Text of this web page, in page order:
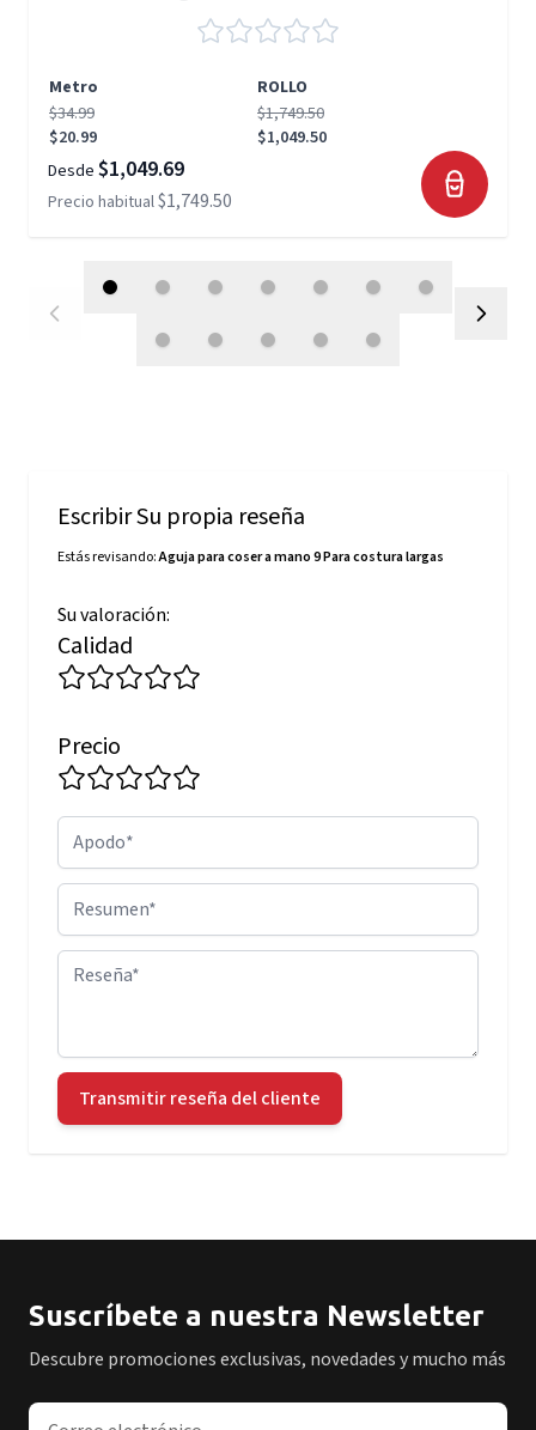
Metro
ROLLO
$34.99
$20.99
$1,749.50
$1,049.50
Desde $1,049.69
Precio habitual$1,749.50
Escribir Su propia reseña
Estás revisando:Aguja para coser a mano 9 Para costura largas
Su valoración:
Calidad
Precio
Apodo
Resumen
Reseña
Transmitir reseña del cliente
Suscríbete a nuestra Newsletter
Descubre promociones exclusivas, novedades y mucho más
Dirección de correo electrónico